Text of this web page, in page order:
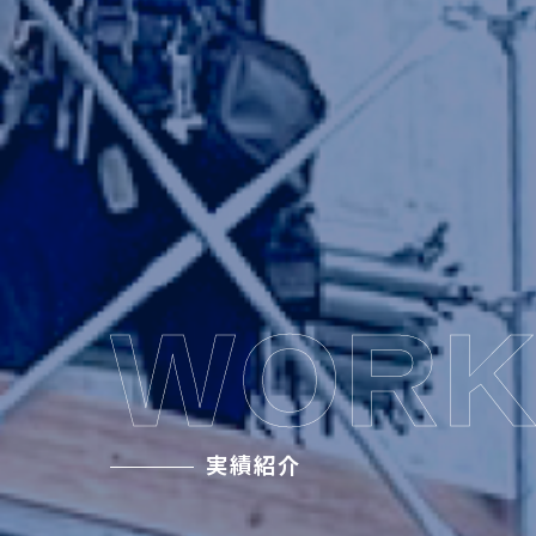
実績紹介